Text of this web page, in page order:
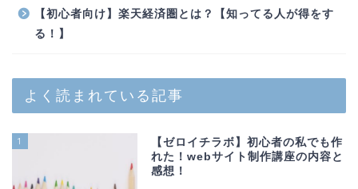
【初心者向け】楽天経済圏とは？【知ってる人が得をす
る！】
よく読まれている記事
1
【ゼロイチラボ】初心者の私でも作
れた！webサイト制作講座の内容と
感想！